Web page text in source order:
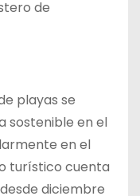
de
playas se
sostenible en el
en el
turístico cuenta
diciembre